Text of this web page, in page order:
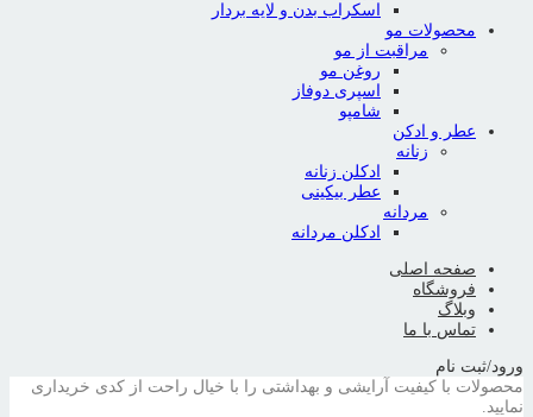
اسکراب بدن و لایه بردار
محصولات مو
مراقبت از مو
روغن مو
اسپری دوفاز
شامپو
عطر و ادکن
زنانه
ادکلن زنانه
عطر بیکینی
مردانه
ادکلن مردانه
صفحه اصلی
فروشگاه
وبلاگ
تماس با ما
ورود/ثبت نام
محصولات با کیفیت آرایشی و بهداشتی را با خیال راحت از کدی خریداری
نمایید.